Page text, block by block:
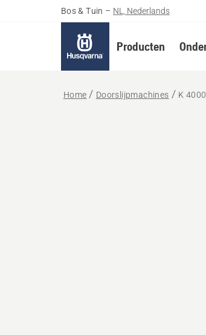
Bos & Tuin – NL, Nederlands
Producten
Home Doorslijpmachines K 4000